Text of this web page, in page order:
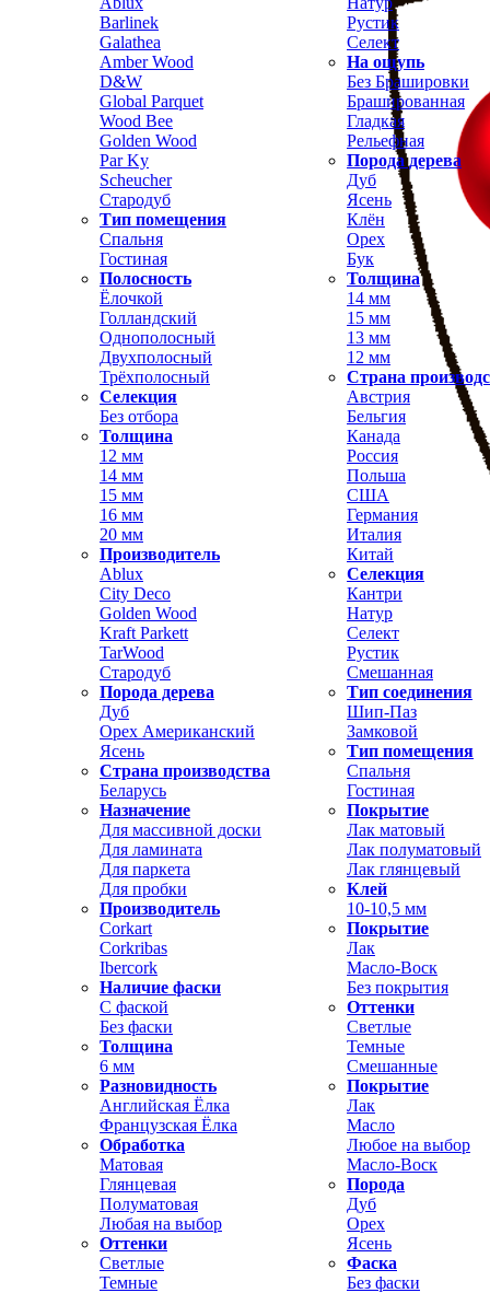
Barlinek
Galathea
Amber Wood
D&W
Global Parquet
Wood Bee
Golden Wood
Par Ky
Scheucher
Стародуб
Тип помещения
Спальня
Гостиная
Полосность
Ёлочкой
Голландский
Однополосный
Двухполосный
Трёхполосный
Селекция
Без отбора
Рустик
Селект
На ощупь
Без Брашировки
Брашированная
Гладкая
Рельефная
Порода дерева
Дуб
Ясень
Клён
Орех
Бук
Толщина
14 мм
15 мм
13 мм
12 мм
Страна
Австрия
Бельгия
Толщина
12 мм
14 мм
15 мм
16 мм
20 мм
Производитель
Ablux
City Deco
Golden Wood
Kraft Parkett
TarWood
Стародуб
Порода дерева
Дуб
Орех Американский
Ясень
Страна производства
Беларусь
Канада
Россия
Польша
США
Германия
Италия
Китай
Селекция
Кантри
Натур
Селект
Рустик
Смешанная
Тип соединения
Шип-Паз
Замковой
Тип помещения
Спальня
Гостиная
Назначение
Для массивной доски
Для ламината
Для паркета
Для пробки
Покрытие
Лак матовый
Лак полуматовый
Лак глянцевый
Клей
Производитель
Corkart
Corkribas
Ibercork
Наличие фаски
С фаской
Без фаски
Толщина
6 мм
10-10,5 мм
Покрытие
Лак
Масло-Воск
Без покрытия
Оттенки
Светлые
Темные
Смешанные
Разновидность
Английская Ёлка
Французская Ёлка
Обработка
Матовая
Глянцевая
Полуматовая
Любая на выбор
Оттенки
Светлые
Темные
Покрытие
Лак
Масло
Любое на выбор
Масло-Воск
Порода
Дуб
Орех
Ясень
Фаска
Без фаски